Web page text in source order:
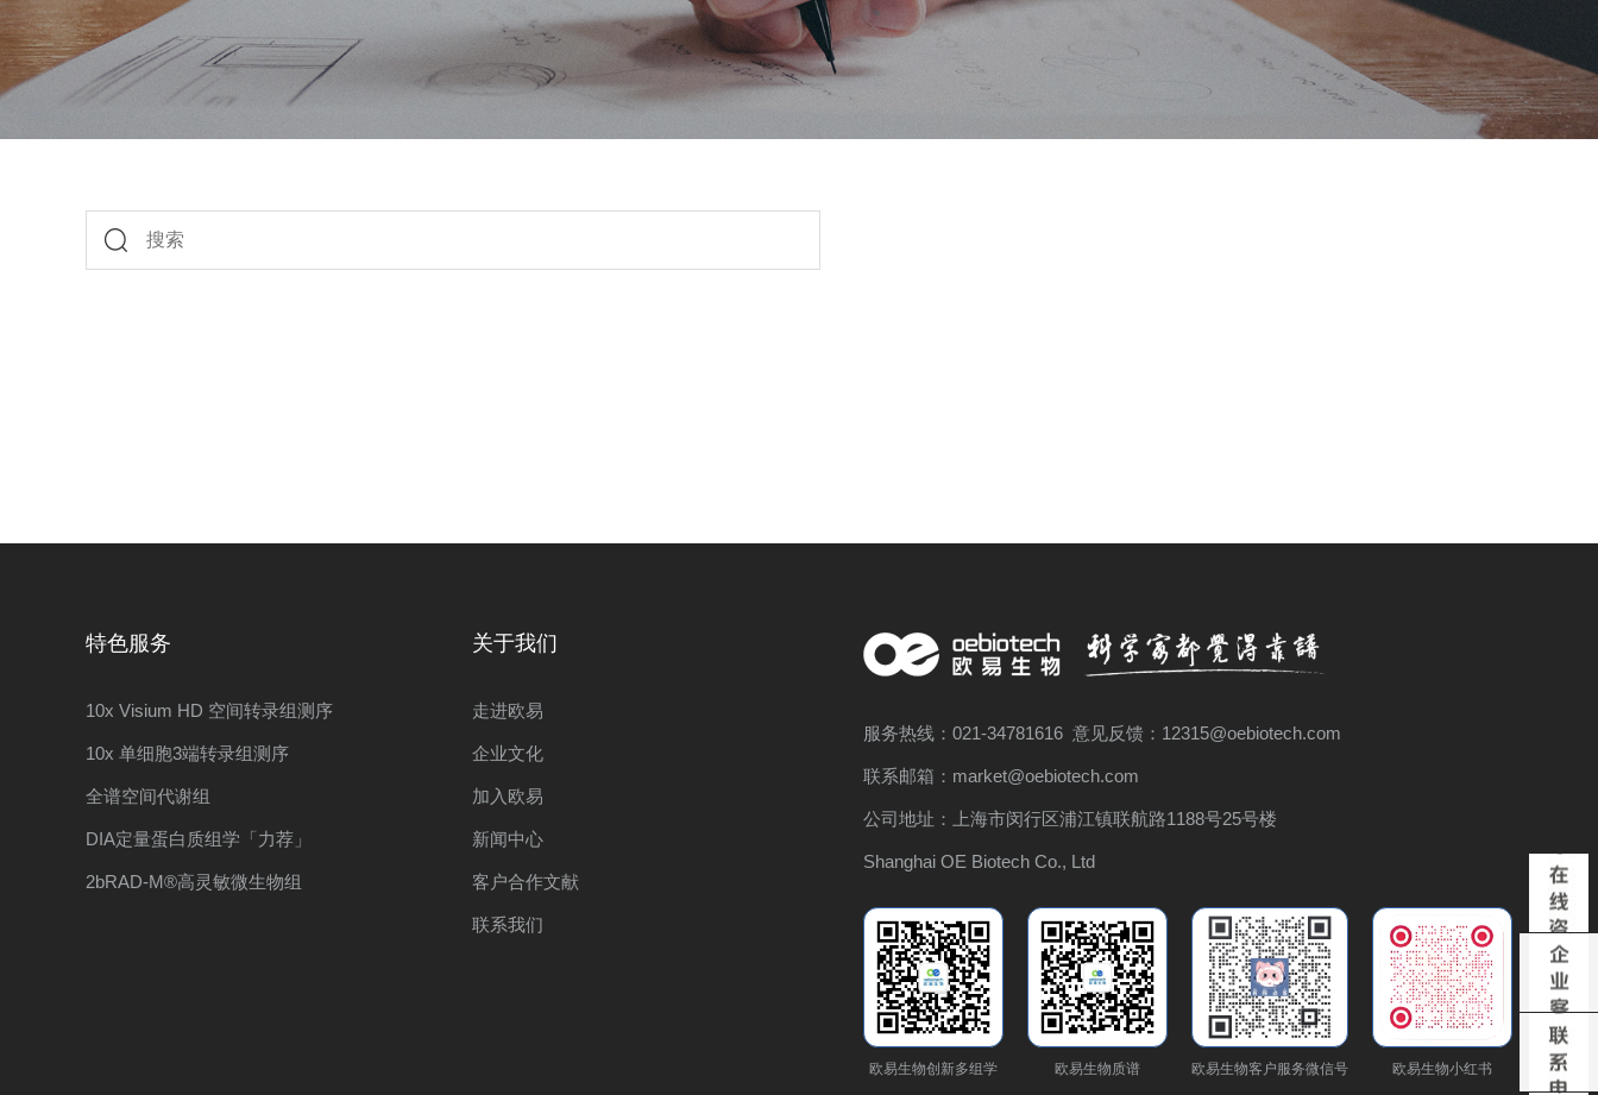
特色服务
10x Visium HD 空间转录组测序
10x 单细胞3端转录组测序
全谱空间代谢组
DIA定量蛋白质组学「力荐」
2bRAD-M®高灵敏微生物组
关于我们
走进欧易
企业文化
加入欧易
新闻中心
客户合作文献
联系我们
服务热线：021-34781616 意见反馈：12315@oebiotech.com
联系邮箱：market@oebiotech.com
公司地址：上海市闵行区浦江镇联航路1188号25号楼
Shanghai OE Biotech Co., Ltd
欧易生物创新多组学 欧易生物质谱 欧易生物客户服务微信号 欧易生物小红书